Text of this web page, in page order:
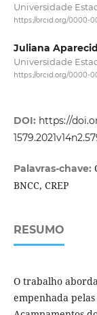
Universidade
https://orcid.org/0000-
Juliana
Universidade
https://orcid.org/0000-
DOI: https://
Palavras-chave:
BNCC, CREP
RESUMO
O trabalho
empenhada pelas